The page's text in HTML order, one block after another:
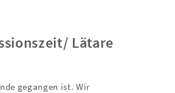
Lätare
gegangen ist. Wir